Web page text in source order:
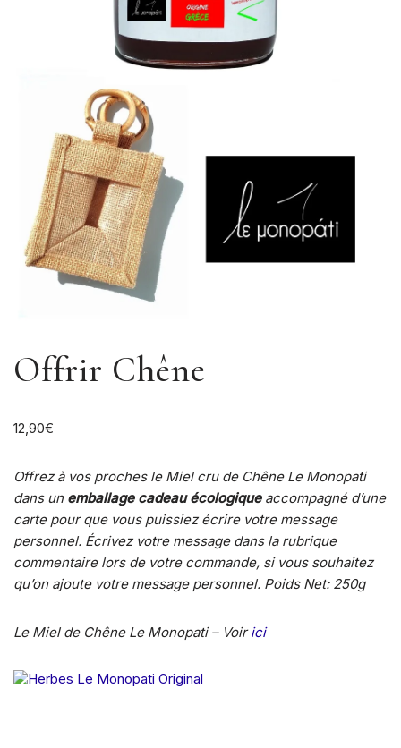
Offrir Chêne
12,90€
Offrez à vos proches le Miel cru de Chêne Le Monopati
dans un emballage cadeau écologiqueaccompagné d’une
carte pour que vous puissiez écrire votre message
personnel. Écrivez votre message dans la rubrique
commentaire lors de votre commande, si vous souhaitez
qu’on ajoute votre message personnel. Poids Net: 250g
Le Miel de Chêne Le Monopati – Voirici